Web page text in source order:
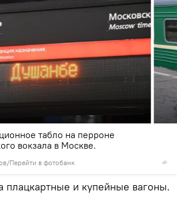
/Перейти в фотобанк
табло на перроне
вокзала в Москве.
плацкартные и купейные вагоны.